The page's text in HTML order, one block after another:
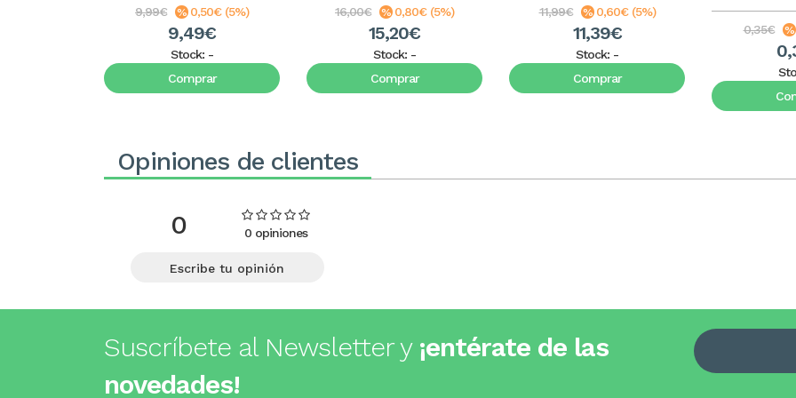
9,99€ 0,50€ (5%)
9,49€
Stock: -
Comprar
16,00€ 0,80€ (5%)
15,20€
Stock: -
Comprar
11,99€ 0,60€ (5%)
11,39€
Stock: -
Comprar
0,35€
Opiniones de clientes
0 0 opiniones
Escribe tu opinión
Suscríbete al Newsletter y ¡entérate de las
novedades!